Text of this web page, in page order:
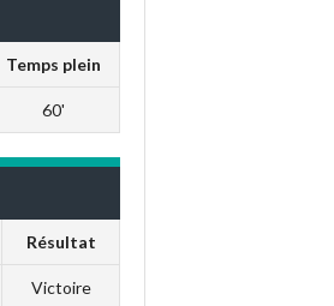
Temps plein
60'
Résultat
Victoire